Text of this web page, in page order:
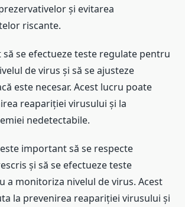
și evitarea
riscante.
se efectueze teste regulate pentru
de virus și să se ajusteze
este necesar. Acest lucru poate
reapariției virusului și la
nedetectabile.
important să se respecte
și să se efectueze teste
a monitoriza nivelul de virus. Acest
la prevenirea reapariției virusului și